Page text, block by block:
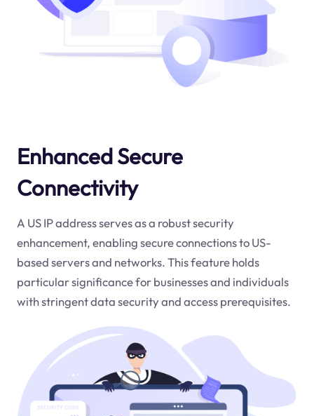
Enhanced Secure
Connectivity
A US IP address serves as a robust security
enhancement, enabling secure connections to US-
based servers and networks. This feature holds
particular significance for businesses and individuals
with stringent data security and access prerequisites.